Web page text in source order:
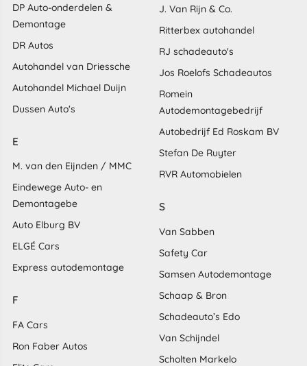
DP Auto-onderdelen &
Demontage
DR Autos
Autohandel van Driessche
Autohandel Michael Duijn
Dussen Auto's
E
M. van den Eijnden / MMC
Eindewege Auto- en
Demontagebe
Auto Elburg BV
ELGÉ Cars
Express autodemontage
F
FA Cars
Ron Faber Autos
J. Van Rijn & Co.
Ritterbex autohandel
RJ schadeauto's
Jos Roelofs Schadeautos
Romein
Autodemontagebedrijf
Autobedrijf Ed Roskam BV
Stefan De Ruyter
RVR Automobielen
S
Van Sabben
Safety Car
Samsen Autodemontage
Schaap & Bron
Schadeauto’s Edo
Van Schijndel
Scholten Markelo